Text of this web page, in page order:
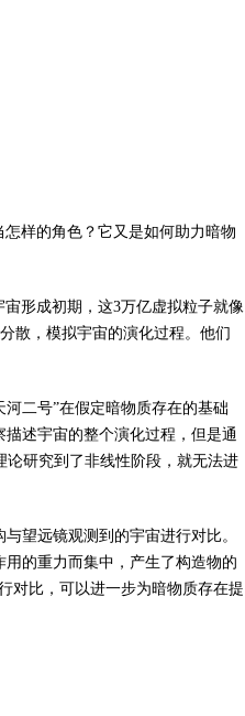
样的角色？它又是如何助力暗物
形成初期，这3万亿虚拟粒子就像
散，模拟宇宙的演化过程。他们
二号”在假定暗物质存在的基础
述宇宙的整个演化过程，但是通
论研究到了非线性阶段，就无法进
望远镜观测到的宇宙进行对比。
的重力而集中，产生了构造物的
对比，可以进一步为暗物质存在提